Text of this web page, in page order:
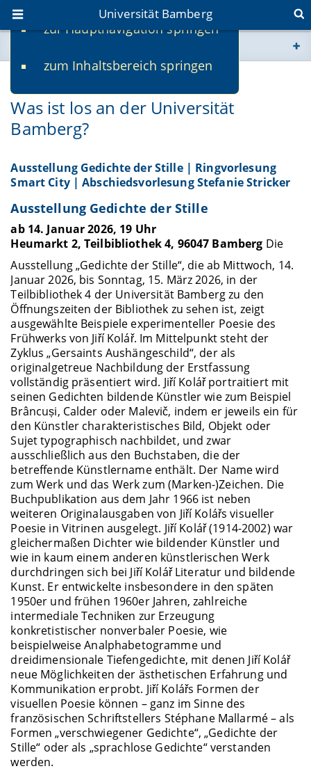
zur Hauptnavigation springen
zum Inhaltsbereich springen
Universität Bamberg
www.uni-bamberg.de
univis.uni-bamberg.de
Was ist los an der Universität
Bamberg?
Ausstellung Gedichte der Stille | Ringvorlesung
Smart City | Abschiedsvorlesung Stefanie Stricker
Ausstellung Gedichte der Stille
ab 14. Januar 2026, 19 Uhr
Heumarkt 2, Teilbibliothek 4, 96047 Bamberg Die
Ausstellung „Gedichte der Stille“, die ab Mittwoch, 14.
Januar 2026, bis Sonntag, 15. März 2026, in der
Teilbibliothek 4 der Universität Bamberg zu den
Öffnungszeiten der Bibliothek zu sehen ist, zeigt
ausgewählte Beispiele experimenteller Poesie des
Frühwerks von Jiří Kolář. Im Mittelpunkt steht der
Zyklus „Gersaints Aushängeschild“, der als
originalgetreue Nachbildung der Erstfassung
vollständig präsentiert wird. Jiří Kolář portraitiert mit
seinen Gedichten bildende Künstler wie zum Beispiel
Brâncuși, Calder oder Malevič, indem er jeweils ein für
den Künstler charakteristisches Bild, Objekt oder
Sujet typographisch nachbildet, und zwar
ausschließlich aus den Buchstaben, die der
betreffende Künstlername enthält. Der Name wird
zum Werk und das Werk zum (Marken-)Zeichen. Die
Buchpublikation aus dem Jahr 1966 ist neben
weiteren Originalausgaben von Jiří Kolářs visueller
Poesie in Vitrinen ausgelegt. Jiří Kolář (1914-2002) war
gleichermaßen Dichter wie bildender Künstler und
wie in kaum einem anderen künstlerischen Werk
durchdringen sich bei Jiří Kolář Literatur und bildende
Kunst. Er entwickelte insbesondere in den späten
1950er und frühen 1960er Jahren, zahlreiche
intermediale Techniken zur Erzeugung
konkretistischer nonverbaler Poesie, wie
beispielweise Analphabetogramme und
dreidimensionale Tiefengedichte, mit denen Jiří Kolář
neue Möglichkeiten der ästhetischen Erfahrung und
Kommunikation erprobt. Jiří Kolářs Formen der
visuellen Poesie können – ganz im Sinne des
französischen Schriftstellers Stéphane Mallarmé – als
Formen „verschwiegener Gedichte“, „Gedichte der
Stille“ oder als „sprachlose Gedichte“ verstanden
werden.